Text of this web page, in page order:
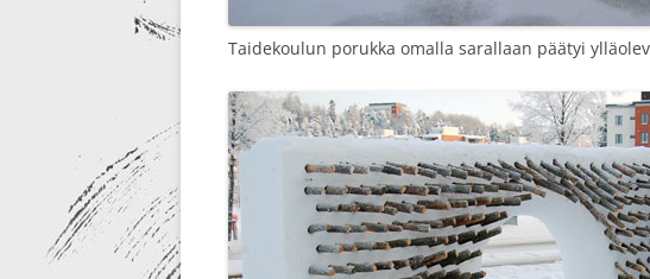
Taidekoulun porukka omalla sarallaan päätyi